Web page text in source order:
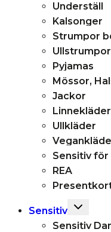
Underställ
Kalsonger
Strumpor
Ullstrumpor
Pyjamas
Mössor,
Jackor
Linnekläder
Ullkläder
Sensitiv för
REA
Sensitiv Toggle
child
Sensitiv